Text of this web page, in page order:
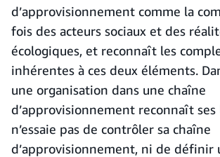
d’approvisionnement comme la
fois des acteurs sociaux et des
écologiques, et reconnaît les
inhérentes à ces deux éléments.
une organisation dans une chaîne
d’approvisionnement reconnaît
n’essaie pas de contrôler sa chaîne
d’approvisionnement, ni de définir